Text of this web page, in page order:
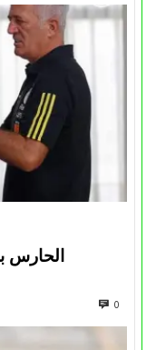
الحارس
0